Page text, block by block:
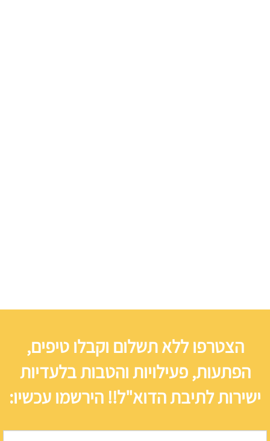
הצטרפו ללא תשלום וקבלו טיפים,
הפתעות, פעילויות והטבות בלעדיות
ישירות לתיבת הדוא"ל!! הירשמו עכשיו: